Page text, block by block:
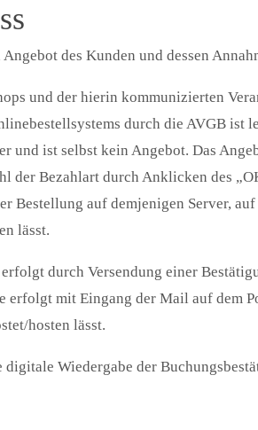
des Kunden und dessen
und der hierin kommunizierten
durch die AVGB ist
und ist selbst kein Angebot. Das
der Bezahlart durch Anklicken des
Bestellung auf demjenigen Server,
lässt.
durch Versendung einer
erfolgt mit Eingang der Mail auf dem
hosten lässt.
Wiedergabe der